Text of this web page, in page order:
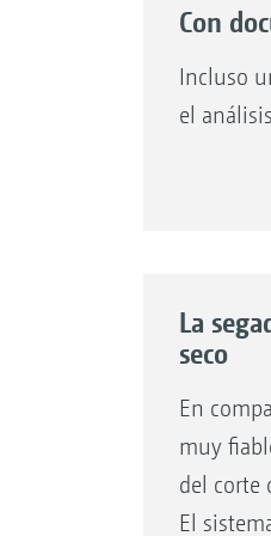
el
trasera.
cabe
de 730
Con
Incluso
el
La
seco
En
muy
del corte
El